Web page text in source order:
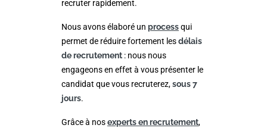
recruter rapidement.
Nous avons élaboré un processqui
permet de réduire fortement lesdélais
de recrutement : nous nous
engageons en effet à vous présenter le
candidat que vous recruterez,sous 7
jours.
Grâce à nosexperts en recrutement,